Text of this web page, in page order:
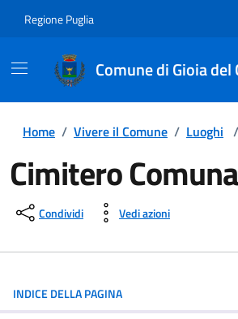
Regione Puglia
Comune di Gioia del
Home / Vivere il Comune / Luoghi /
Cimitero
Condividi Vedi azioni
INDICE DELLA PAGINA